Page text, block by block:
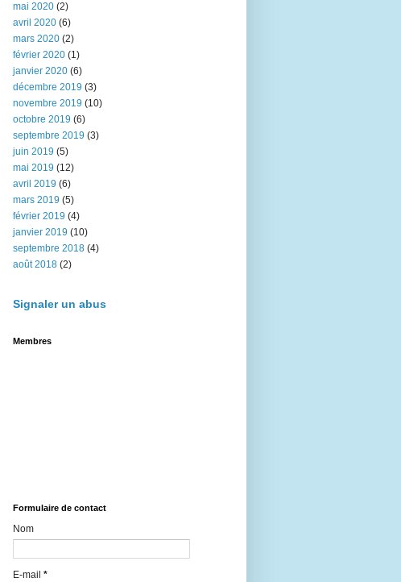
mai 2020 (2)
avril 2020 (6)
mars 2020 (2)
février 2020 (1)
janvier 2020 (6)
décembre 2019 (3)
novembre 2019 (10)
octobre 2019 (6)
septembre 2019 (3)
juin 2019 (5)
mai 2019 (12)
avril 2019 (6)
mars 2019 (5)
février 2019 (4)
janvier 2019 (10)
septembre 2018 (4)
août 2018 (2)
Signaler un abus
Membres
Formulaire de contact
Nom
E-mail *